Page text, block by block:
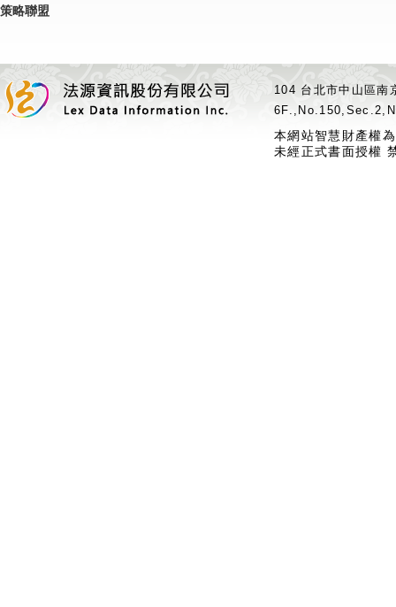
策略聯盟
104 台北市中山區
本網站智慧財產權
未經正式書面授權